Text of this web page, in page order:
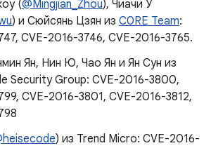
(@Mingjian_Zhou), Чиачи У
) и Сюйсянь Цзян из C0RE Team:
CVE-2016-3746, CVE-2016-3765.
Ян, Нин Ю, Чао Ян и Ян Сун из
Security Group: CVE-2016-3800,
CVE-2016-3801, CVE-2016-3812,
) из Trend Micro: CVE-2016-